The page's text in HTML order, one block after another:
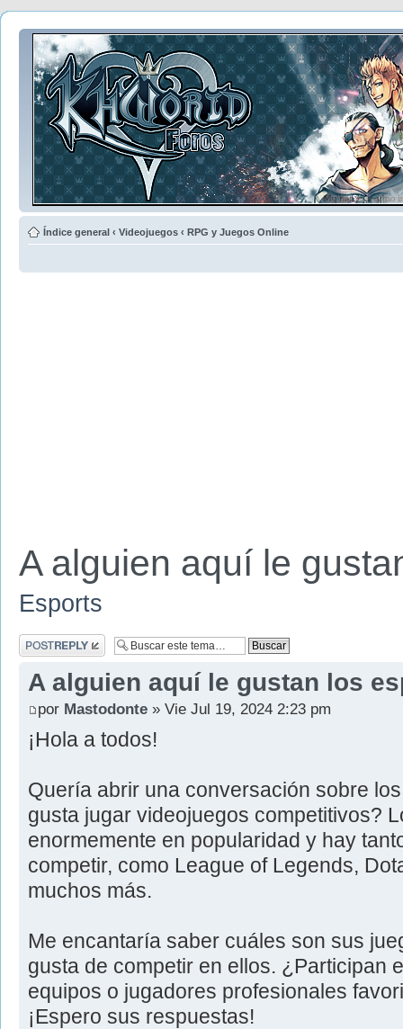
Índice general ‹ Videojuegos ‹ RPG y Juegos Online
A alguien aquí le
Esports
Publicar una
respuesta
A alguien aquí le gustan los
por Mastodonte » Vie Jul 19, 2024 2:23 pm
¡Hola a todos!
Quería abrir una conversación sobre
gusta jugar videojuegos competitivos?
enormemente en popularidad y hay
competir, como League of Legends,
muchos más.
Me encantaría saber cuáles son sus
gusta de competir en ellos. ¿Participan
equipos o jugadores profesionales
¡Espero sus respuestas!